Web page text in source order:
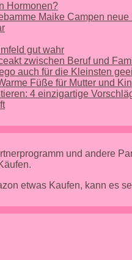
Hormonen?
Maike Campen neue
gut wahr
zwischen Beruf und
auch für die Kleinsten
Füße für Mutter und
4 einzigartige
und andere
etwas Kaufen, kann es